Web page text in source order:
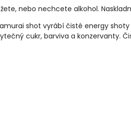
nebo nechcete alkohol.
shot vyrábí čisté energy
cukr, barviva a konzervanty.